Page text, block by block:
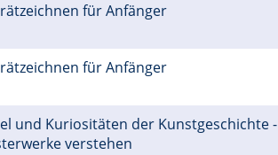
für Anfänger
für Anfänger
und Kuriositäten der Kunstgeschichte -
verstehen